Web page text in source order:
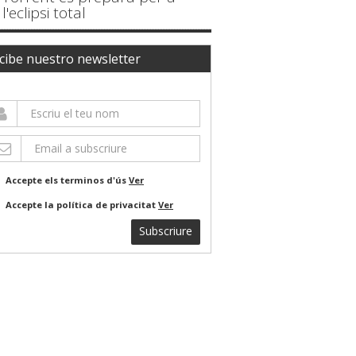
l'eclipsi total
nuestro newsletter
Accepte els terminos d'ús Ver
Accepte la política de privacitat Ver
Subscriure